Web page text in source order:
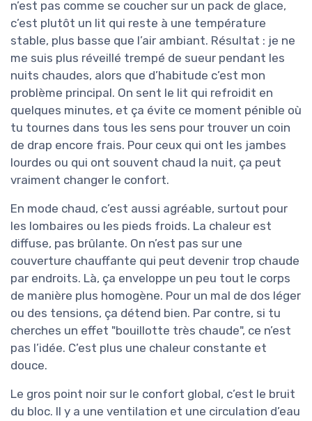
n’est pas comme se coucher sur un pack de glace,
c’est plutôt un lit qui reste à une température
stable, plus basse que l’air ambiant. Résultat : je ne
me suis plus réveillé trempé de sueur pendant les
nuits chaudes, alors que d’habitude c’est mon
problème principal. On sent le lit qui refroidit en
quelques minutes, et ça évite ce moment pénible où
tu tournes dans tous les sens pour trouver un coin
de drap encore frais. Pour ceux qui ont les jambes
lourdes ou qui ont souvent chaud la nuit, ça peut
vraiment changer le confort.
En mode chaud, c’est aussi agréable, surtout pour
les lombaires ou les pieds froids. La chaleur est
diffuse, pas brûlante. On n’est pas sur une
couverture chauffante qui peut devenir trop chaude
par endroits. Là, ça enveloppe un peu tout le corps
de manière plus homogène. Pour un mal de dos léger
ou des tensions, ça détend bien. Par contre, si tu
cherches un effet "bouillotte très chaude", ce n’est
pas l’idée. C’est plus une chaleur constante et
douce.
Le gros point noir sur le confort global, c’est le bruit
du bloc. Il y a une ventilation et une circulation d’eau